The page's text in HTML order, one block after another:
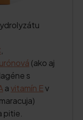
(ako aj
s
avitamín Ev
pitie.